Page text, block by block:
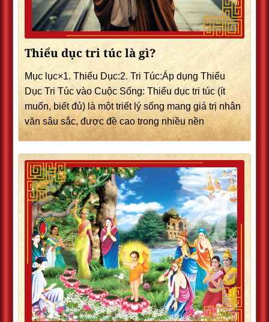
Thiểu dục tri túc là gì?
Mục lục×1. Thiểu Dục:2. Tri Túc:Áp dụng Thiểu
Dục Tri Túc vào Cuộc Sống: Thiểu dục tri túc (ít
muốn, biết đủ) là một triết lý sống mang giá trị nhân
văn sâu sắc, được đề cao trong nhiều nền